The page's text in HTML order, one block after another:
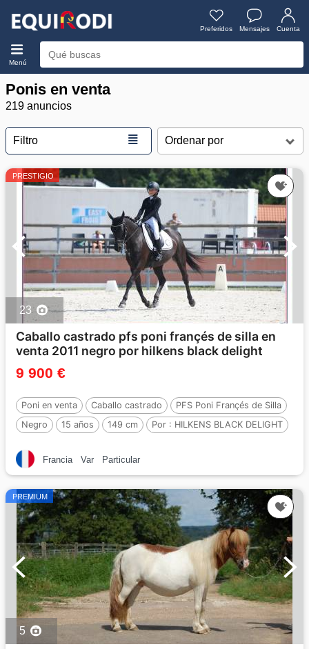
Preferidos Mensajes Cuenta
Menú
Ponis en venta
219 anuncios
Filtro ≣
PRESTIGIO
23
Caballo castrado pfs poni françés de silla en
venta 2011 negro por hilkens black delight
9 900 €
Poni en venta Caballo castrado
PFS Poni Françés de Silla
Negro
15 años 149 cm Por : HILKENS BLACK DELIGHT
Francia Var Particular
PREMIUM
5